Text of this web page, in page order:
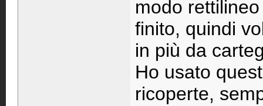
modo
finito, quindi
in più da
Ho usato
ricoperte,